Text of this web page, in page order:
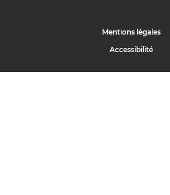
Mentions légales
Accessibilité